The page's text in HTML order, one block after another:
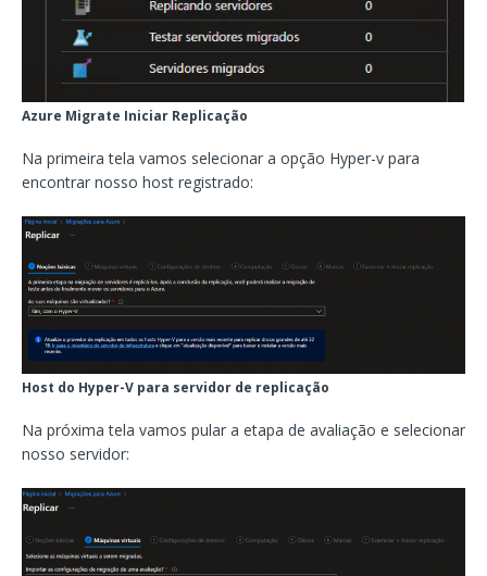
Azure Migrate Iniciar Replicação
Na primeira tela vamos selecionar a opção Hyper-v para
encontrar nosso host registrado:
Host do Hyper-V para servidor de replicação
Na próxima tela vamos pular a etapa de avaliação e selecionar
nosso servidor: